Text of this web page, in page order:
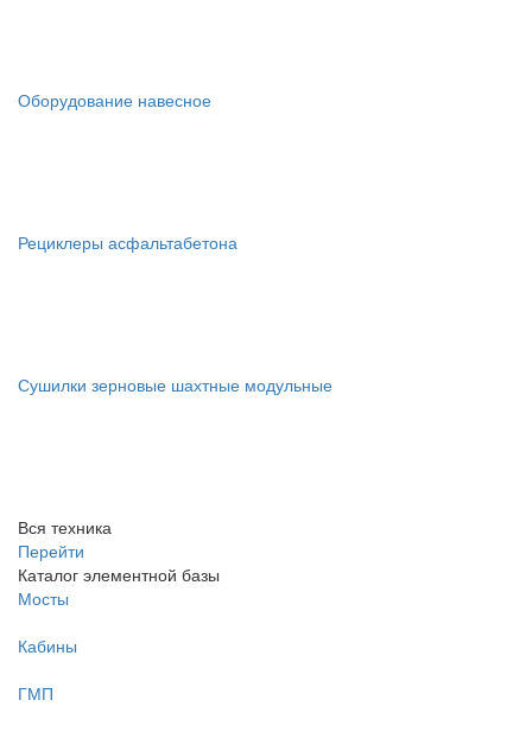
Оборудование навесное
Рециклеры асфальтабетона
Сушилки зерновые шахтные модульные
Вся техника
Перейти
Каталог элементной базы
Мосты
Кабины
ГМП